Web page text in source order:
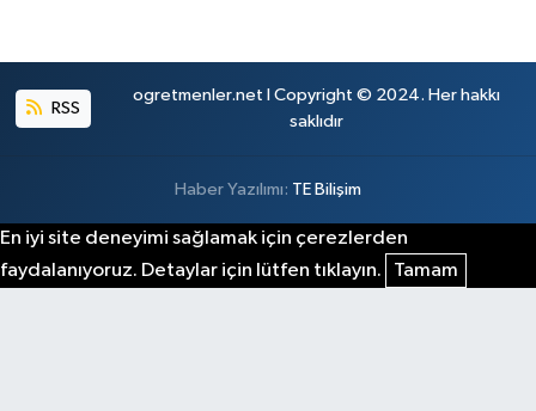
RSS
ogretmenler.net I Copyright © 2024. Her hakkı
saklıdır
Haber Yazılımı: TE Bilişim
En iyi site deneyimi sağlamak için çerezlerden
faydalanıyoruz. Detaylar için lütfen tıklayın.
Tamam